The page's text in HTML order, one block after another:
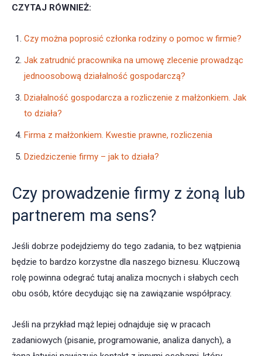
CZYTAJ RÓWNIEŻ:
Czy można poprosić członka rodziny o pomoc w firmie?
Jak zatrudnić pracownika na umowę zlecenie prowadząc
jednoosobową działalność gospodarczą?
Działalność gospodarcza a rozliczenie z małżonkiem. Jak
to działa?
Firma z małżonkiem. Kwestie prawne, rozliczenia
Dziedziczenie firmy – jak to działa?
Czy prowadzenie firmy z żoną lub
partnerem ma sens?
Jeśli dobrze podejdziemy do tego zadania, to bez wątpienia
będzie to bardzo korzystne dla naszego biznesu. Kluczową
rolę powinna odegrać tutaj analiza mocnych i słabych cech
obu osób, które decydując się na zawiązanie współpracy.
Jeśli na przykład mąż lepiej odnajduje się w pracach
zadaniowych (pisanie, programowanie, analiza danych), a